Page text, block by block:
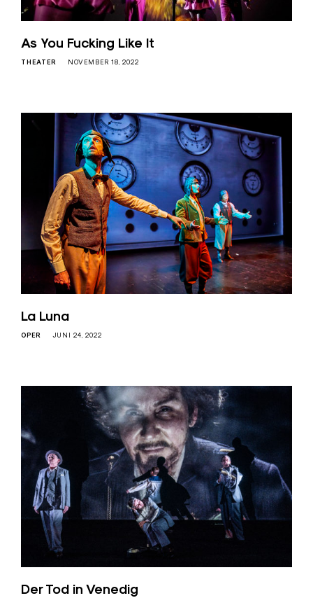
As You Fucking Like It
THEATER NOVEMBER 18, 2022
La Luna
OPER JUNI 24, 2022
Der Tod in Venedig